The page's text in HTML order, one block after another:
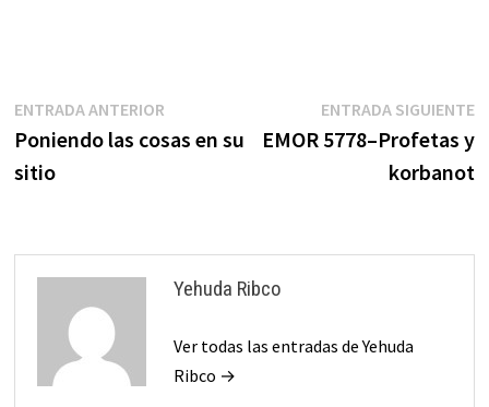
Navegación
de
ENTRADA ANTERIOREntrada
anterior:
Poniendo las cosas en su
sitio
ENTRADA SIGUIENTE
EMOR 5778–Profetas y
korbanot
Yehuda Ribco
Ver todas las entradas de Yehuda
Ribco →